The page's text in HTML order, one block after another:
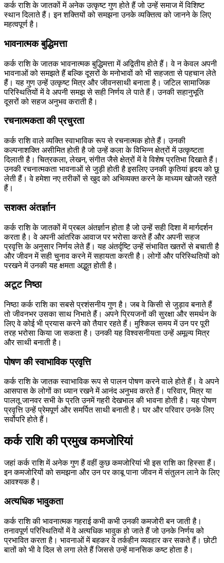
कर्क राशि के जातकों में अनेक उत्कृष्ट गुण होते हैं जो उन्हें समाज में विशिष्ट
स्थान दिलाते हैं। इन शक्तियों को समझना उनके व्यक्तित्व को जानने के लिए
महत्वपूर्ण है।
भावनात्मक बुद्धिमत्ता
कर्क राशि के जातक भावनात्मक बुद्धिमत्ता में अद्वितीय होते हैं। वे न केवल अपनी
भावनाओं को समझते हैं बल्कि दूसरों के मनोभावों को भी सहजता से पहचान लेते
हैं। यह गुण उन्हें उत्कृष्ट मित्र और जीवनसाथी बनाता है। जटिल सामाजिक
परिस्थितियों में वे अपनी समझ से सही निर्णय ले पाते हैं। उनकी सहानुभूति
दूसरों को सहज अनुभव कराती है।
रचनात्मकता की प्रचुरता
कर्क राशि वाले व्यक्ति स्वाभाविक रूप से रचनात्मक होते हैं। उनकी
कल्पनाशक्ति असीमित होती है जो उन्हें कला के विभिन्न क्षेत्रों में उत्कृष्टता
दिलाती है। चित्रकला, लेखन, संगीत जैसे क्षेत्रों में वे विशेष प्रतिभा दिखाते हैं।
उनकी रचनात्मकता भावनाओं से जुड़ी होती है इसलिए उनकी कृतियां हृदय को छू
लेती हैं। वे हमेशा नए तरीकों से खुद को अभिव्यक्त करने के माध्यम खोजते रहते
हैं।
सशक्त अंतर्ज्ञान
कर्क राशि के जातकों में प्रबल अंतर्ज्ञान होता है जो उन्हें सही दिशा में मार्गदर्शन
करता है। वे अपनी आंतरिक आवाज पर भरोसा करते हैं और अपनी सहज
प्रवृत्ति के अनुसार निर्णय लेते हैं। यह अंतर्दृष्टि उन्हें संभावित खतरों से बचाती है
और जीवन में सही चुनाव करने में सहायता करती है। लोगों और परिस्थितियों को
परखने में उनकी यह क्षमता अद्भुत होती है।
अटूट निष्ठा
निष्ठा कर्क राशि का सबसे प्रशंसनीय गुण है। जब वे किसी से जुड़ाव बनाते हैं
तो जीवनभर उसका साथ निभाते हैं। अपने प्रियजनों की सुरक्षा और समर्थन के
लिए वे कोई भी प्रयास करने को तैयार रहते हैं। मुश्किल समय में उन पर पूरी
तरह भरोसा किया जा सकता है। उनकी यह विश्वसनीयता उन्हें अमूल्य मित्र
और साथी बनाती है।
पोषण की स्वाभाविक प्रवृत्ति
कर्क राशि के जातक स्वाभाविक रूप से पालन पोषण करने वाले होते हैं। वे अपने
आसपास के लोगों का ध्यान रखने में आनंद अनुभव करते हैं। परिवार, मित्र या
पालतू जानवर सभी के प्रति उनमें गहरी देखभाल की भावना होती है। यह पोषण
प्रवृत्ति उन्हें प्रेमपूर्ण और समर्पित साथी बनाती है। घर और परिवार उनके लिए
सर्वोपरि होते हैं।
कर्क राशि की प्रमुख कमजोरियां
जहां कर्क राशि में अनेक गुण हैं वहीं कुछ कमजोरियां भी इस राशि का हिस्सा हैं।
इन कमजोरियों को समझना और उन पर काबू पाना जीवन में संतुलन लाने के लिए
आवश्यक है।
अत्यधिक भावुकता
कर्क राशि की भावनात्मक गहराई कभी कभी उनकी कमजोरी बन जाती है।
तनावपूर्ण परिस्थितियों में वे अत्यधिक भावुक हो जाते हैं जो उनके निर्णय को
प्रभावित करता है। भावनाओं में बहकर वे तर्कहीन व्यवहार कर सकते हैं। छोटी
बातों को भी वे दिल से लगा लेते हैं जिससे उन्हें मानसिक कष्ट होता है।